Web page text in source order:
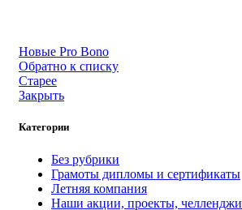
Новые Pro Bono
Обратно к списку
Старее
Закрыть
Категории
Без рубрики
Грамоты дипломы и сертификаты
Летняя компания
Наши акции, проекты, челленджи